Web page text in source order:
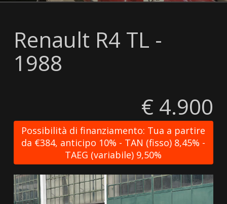
Renault R4 TL -
1988
€ 4.900
Possibilità di finanziamento: Tua a partire
da €384, anticipo 10% - TAN (fisso) 8,45% -
TAEG (variabile) 9,50%